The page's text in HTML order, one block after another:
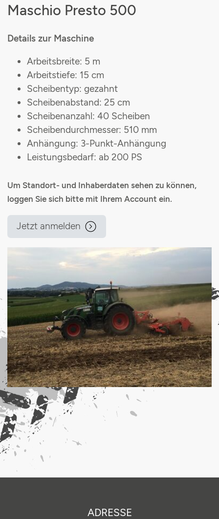
Maschio Presto 500
Details zur Maschine
Arbeitsbreite: 5 m
Arbeitstiefe: 15 cm
Scheibentyp: gezahnt
Scheibenabstand: 25 cm
Scheibenanzahl: 40 Scheiben
Scheibendurchmesser: 510 mm
Anhängung: 3-Punkt-Anhängung
Leistungsbedarf: ab 200 PS
Um Standort- und Inhaberdaten sehen zu können,
loggen Sie sich bitte mit Ihrem Account ein.
Jetzt anmelden
ADRESSE